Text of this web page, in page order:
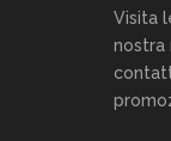
Visita
nostra